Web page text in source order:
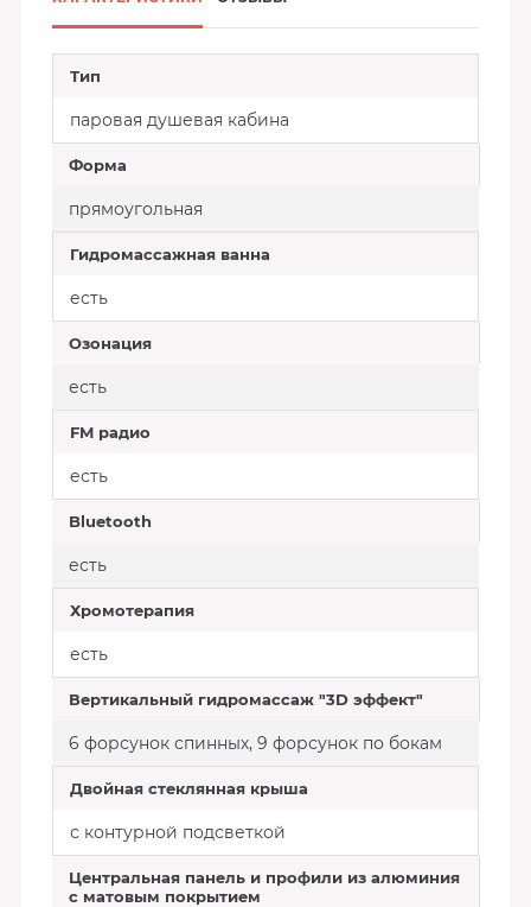
Тип
паровая душевая кабина
Форма
прямоугольная
Гидромассажная ванна
есть
Озонация
есть
FM радио
есть
Bluetooth
есть
Хромотерапия
есть
Вертикальный гидромассаж "3D эффект"
6 форсунок спинных, 9 форсунок по бокам
Двойная стеклянная крыша
с контурной подсветкой
Центральная панель и профили из алюминия
с матовым покрытием